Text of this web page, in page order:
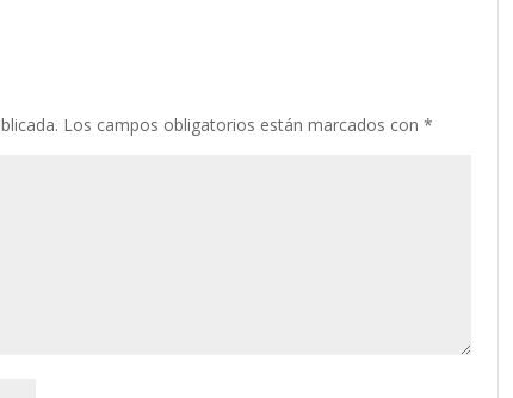
Los campos obligatorios están marcados con*